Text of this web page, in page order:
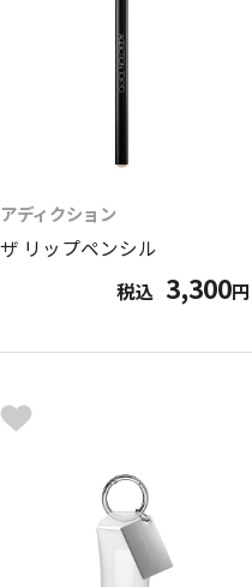
アディクション
ザ リップペンシル
税込 3,300円